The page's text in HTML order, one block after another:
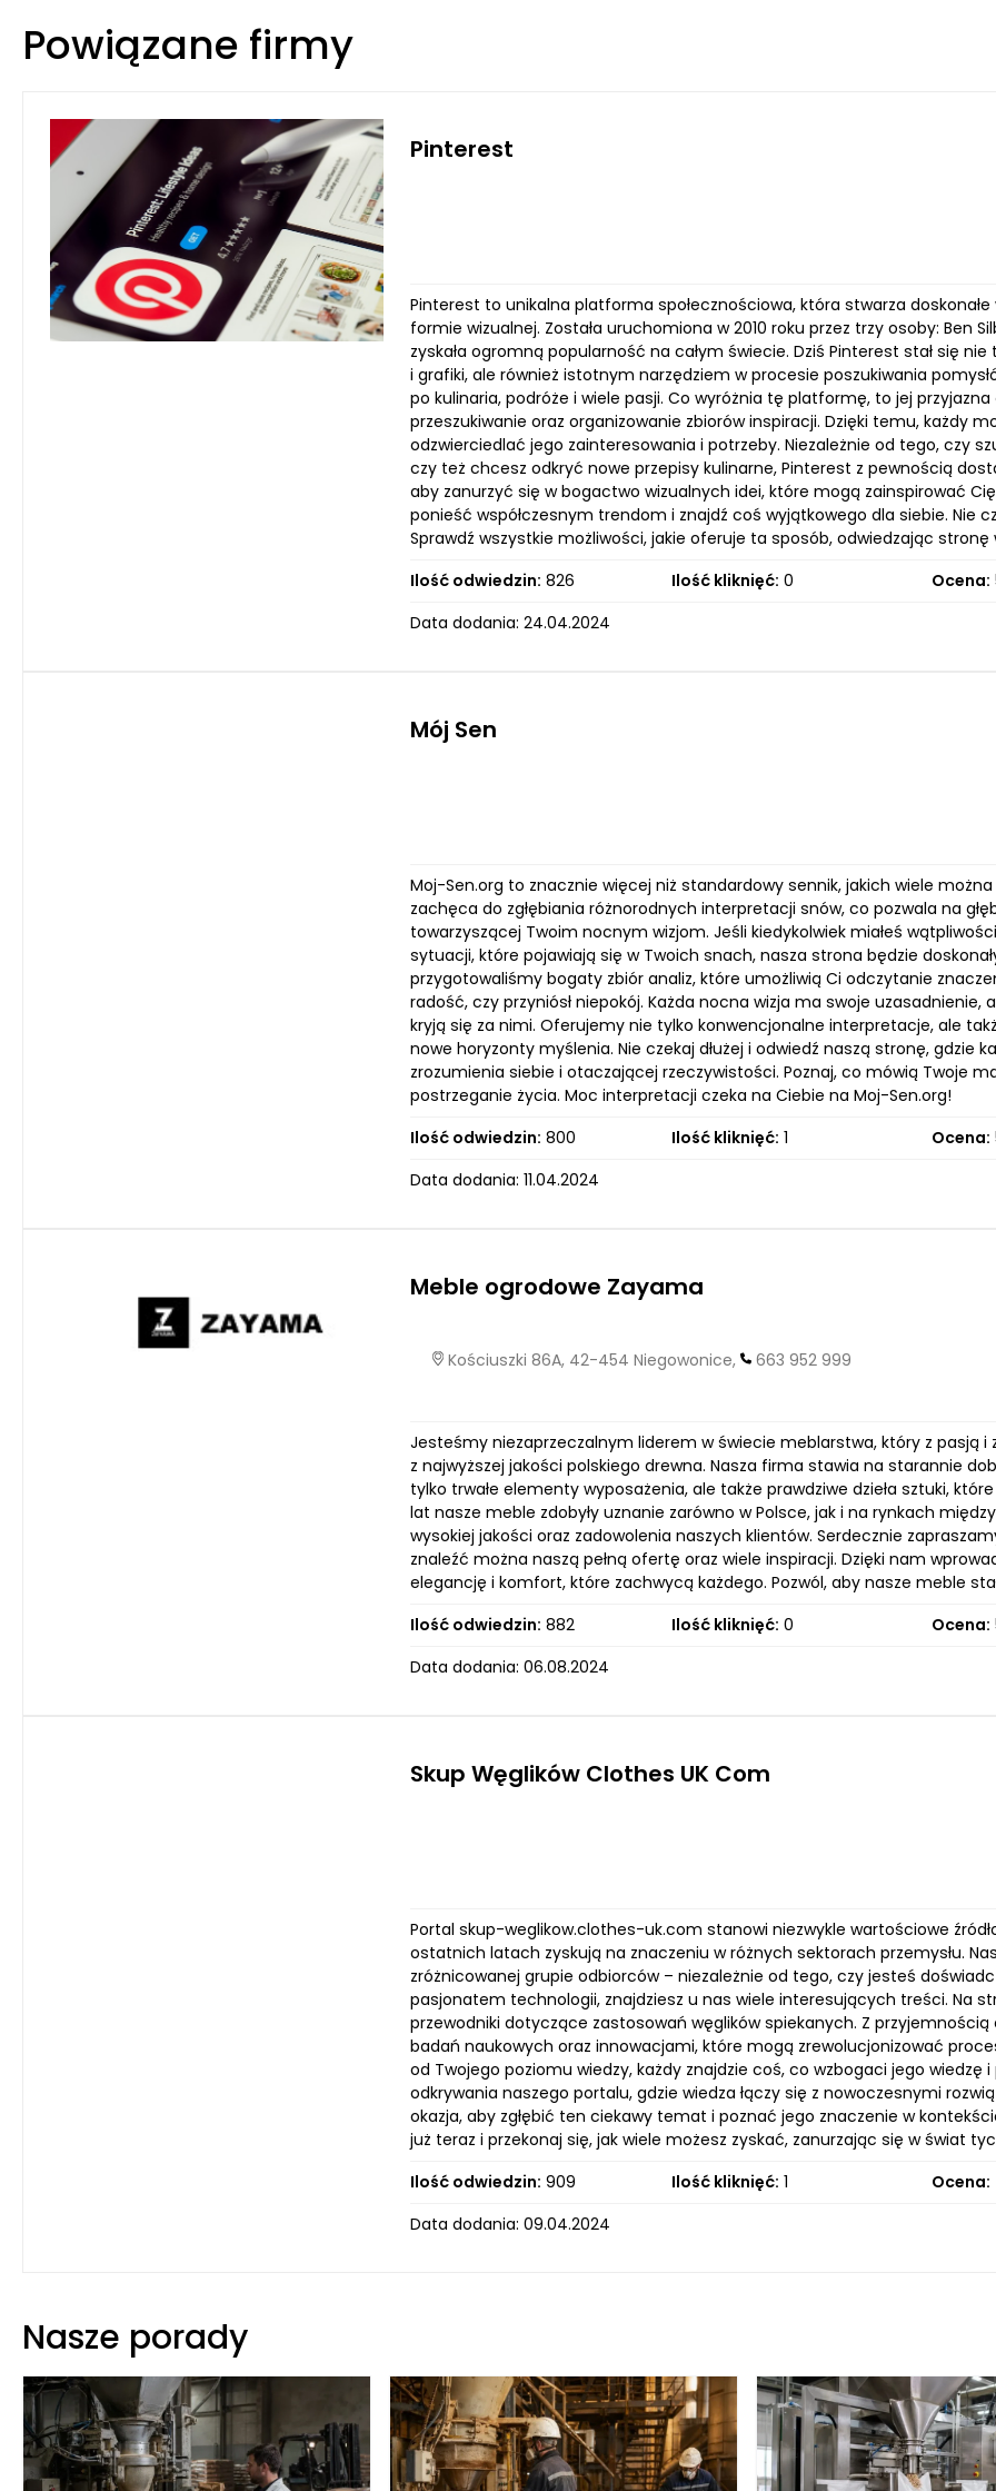
Powiązane firmy
Pinterest
Pinterest to unikalna platforma społecznościowa, która stwarza
formie wizualnej. Została uruchomiona w 2010 roku przez trzy osoby: Ben
zyskała ogromną popularność na całym świecie. Dziś Pinterest stał się
i grafiki, ale również istotnym narzędziem w procesie poszukiwania
po kulinaria, podróże i wiele pasji. Co wyróżnia tę platformę, to jej
przeszukiwanie oraz organizowanie zbiorów inspiracji. Dzięki temu, każdy
odzwierciedlać jego zainteresowania i potrzeby. Niezależnie od tego, czy
czy też chcesz odkryć nowe przepisy kulinarne, Pinterest z pewnością
aby zanurzyć się w bogactwo wizualnych idei, które mogą zainspirować
ponieść współczesnym trendom i znajdź coś wyjątkowego dla siebie. Nie
Sprawdź wszystkie możliwości, jakie oferuje ta sposób, odwiedzając stronę
Ilość odwiedzin: 826 Ilość kliknięć: 0 Ocena:
Data dodania: 24.04.2024
Mój Sen
Moj-Sen.org to znacznie więcej niż standardowy sennik, jakich wiele
zachęca do zgłębiania różnorodnych interpretacji snów, co pozwala na
towarzyszącej Twoim nocnym wizjom. Jeśli kiedykolwiek miałeś
sytuacji, które pojawiają się w Twoich snach, nasza strona będzie
przygotowaliśmy bogaty zbiór analiz, które umożliwią Ci odczytanie
radość, czy przyniósł niepokój. Każda nocna wizja ma swoje
kryją się za nimi. Oferujemy nie tylko konwencjonalne interpretacje, ale
nowe horyzonty myślenia. Nie czekaj dłużej i odwiedź naszą stronę,
zrozumienia siebie i otaczającej rzeczywistości. Poznaj, co mówią Twoje
postrzeganie życia. Moc interpretacji czeka na Ciebie na Moj-Sen.org!
Ilość odwiedzin: 800 Ilość kliknięć: 1 Ocena:
Data dodania: 11.04.2024
Meble ogrodowe Zayama
Kościuszki 86A, 42-454 Niegowonice, 663 952 999
Jesteśmy niezaprzeczalnym liderem w świecie meblarstwa, który z pasją
z najwyższej jakości polskiego drewna. Nasza firma stawia na starannie
tylko trwałe elementy wyposażenia, ale także prawdziwe dzieła sztuki,
lat nasze meble zdobyły uznanie zarówno w Polsce, jak i na rynkach
wysokiej jakości oraz zadowolenia naszych klientów. Serdecznie
znaleźć można naszą pełną ofertę oraz wiele inspiracji. Dzięki nam
elegancję i komfort, które zachwycą każdego. Pozwól, aby nasze meble
Ilość odwiedzin: 882 Ilość kliknięć: 0 Ocena:
Data dodania: 06.08.2024
Skup Węglików Clothes UK Com
Portal skup-weglikow.clothes-uk.com stanowi niezwykle wartościowe
ostatnich latach zyskują na znaczeniu w różnych sektorach przemysłu.
zróżnicowanej grupie odbiorców – niezależnie od tego, czy jesteś
pasjonatem technologii, znajdziesz u nas wiele interesujących treści. Na
przewodniki dotyczące zastosowań węglików spiekanych. Z
badań naukowych oraz innowacjami, które mogą zrewolucjonizować
od Twojego poziomu wiedzy, każdy znajdzie coś, co wzbogaci jego
odkrywania naszego portalu, gdzie wiedza łączy się z nowoczesnymi
okazja, aby zgłębić ten ciekawy temat i poznać jego znaczenie w
już teraz i przekonaj się, jak wiele możesz zyskać, zanurzając się w świat
Ilość odwiedzin: 909 Ilość kliknięć: 1 Ocena:
Data dodania: 09.04.2024
Nasze porady